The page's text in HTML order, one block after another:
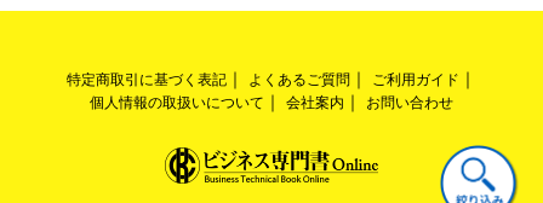
特定商取引に基づく表記 よくあるご質問
ご利用ガイド
個人情報の取扱いについて
会社案内 お問い合わせ